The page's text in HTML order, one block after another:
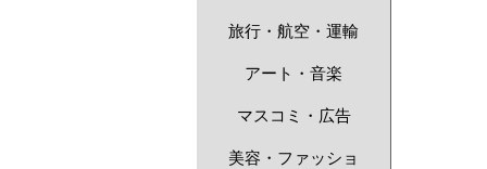
旅行・航空・運輸
アート・音楽
マスコミ・広告
美容・ファッショ